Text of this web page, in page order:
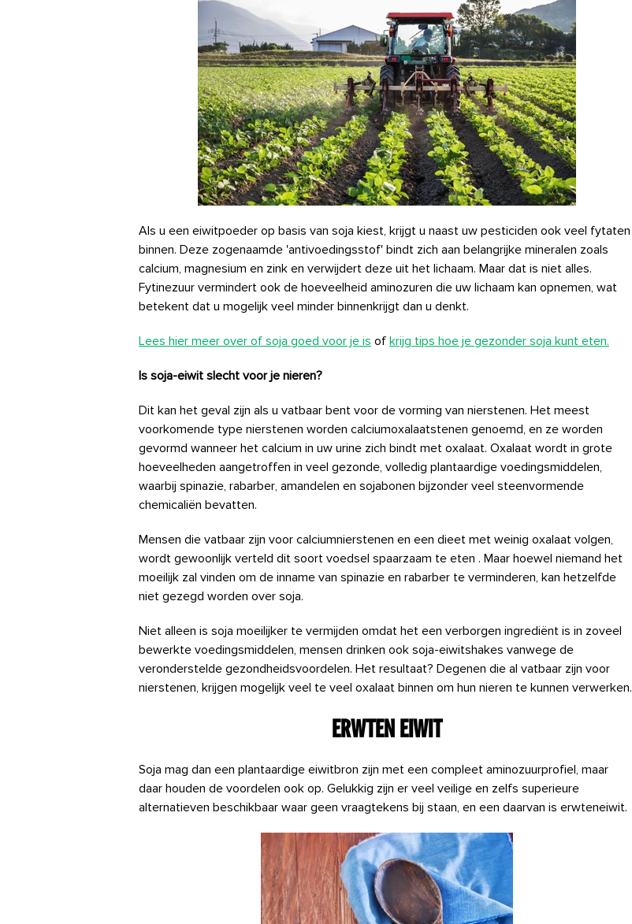
Als u een eiwitpoeder op basis van soja kiest, krijgt u naast uw pesticiden ook veel fytaten
binnen. Deze zogenaamde 'antivoedingsstof' bindt zich aan belangrijke mineralen zoals
calcium, magnesium en zink en verwijdert deze uit het lichaam. Maar dat is niet alles.
Fytinezuur vermindert ook de hoeveelheid aminozuren die uw lichaam kan opnemen, wat
betekent dat u mogelijk veel minder binnenkrijgt dan u denkt.
Lees hier meer over of soja goed voor je is of krijg tips hoe je gezonder soja kunt eten.
Is soja-eiwit slecht voor je nieren?
Dit kan het geval zijn als u vatbaar bent voor de vorming van nierstenen. Het meest
voorkomende type nierstenen worden calciumoxalaatstenen genoemd, en ze worden
gevormd wanneer het calcium in uw urine zich bindt met oxalaat. Oxalaat wordt in grote
hoeveelheden aangetroffen in veel gezonde, volledig plantaardige voedingsmiddelen,
waarbij spinazie, rabarber, amandelen en sojabonen bijzonder veel steenvormende
chemicaliën bevatten.
Mensen die vatbaar zijn voor calciumnierstenen en een dieet met weinig oxalaat volgen,
wordt gewoonlijk verteld dit soort voedsel spaarzaam te eten . Maar hoewel niemand het
moeilijk zal vinden om de inname van spinazie en rabarber te verminderen, kan hetzelfde
niet gezegd worden over soja.
Niet alleen is soja moeilijker te vermijden omdat het een verborgen ingrediënt is in zoveel
bewerkte voedingsmiddelen, mensen drinken ook soja-eiwitshakes vanwege de
veronderstelde gezondheidsvoordelen. Het resultaat? Degenen die al vatbaar zijn voor
nierstenen, krijgen mogelijk veel te veel oxalaat binnen om hun nieren te kunnen verwerken.
Erwten eiwit
Soja mag dan een plantaardige eiwitbron zijn met een compleet aminozuurprofiel, maar
daar houden de voordelen ook op. Gelukkig zijn er veel veilige en zelfs superieure
alternatieven beschikbaar waar geen vraagtekens bij staan, en een daarvan is erwteneiwit.